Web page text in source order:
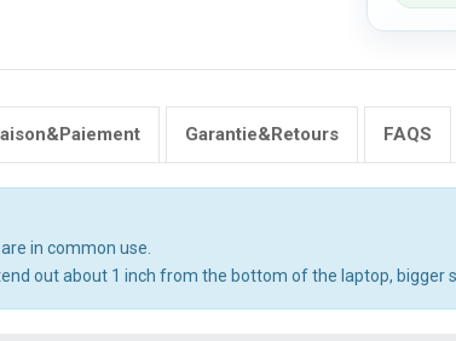
Garantie&Retours FAQS
in common use.
out about 1 inch from the bottom of the laptop, bigger